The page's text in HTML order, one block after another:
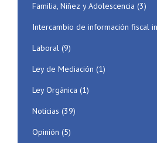
Familia, Niñez y Adolescencia (3)
Intercambio de información fiscal
Laboral (9)
Ley de Mediación (1)
Ley Orgánica (1)
Noticias (39)
Opinión (5)